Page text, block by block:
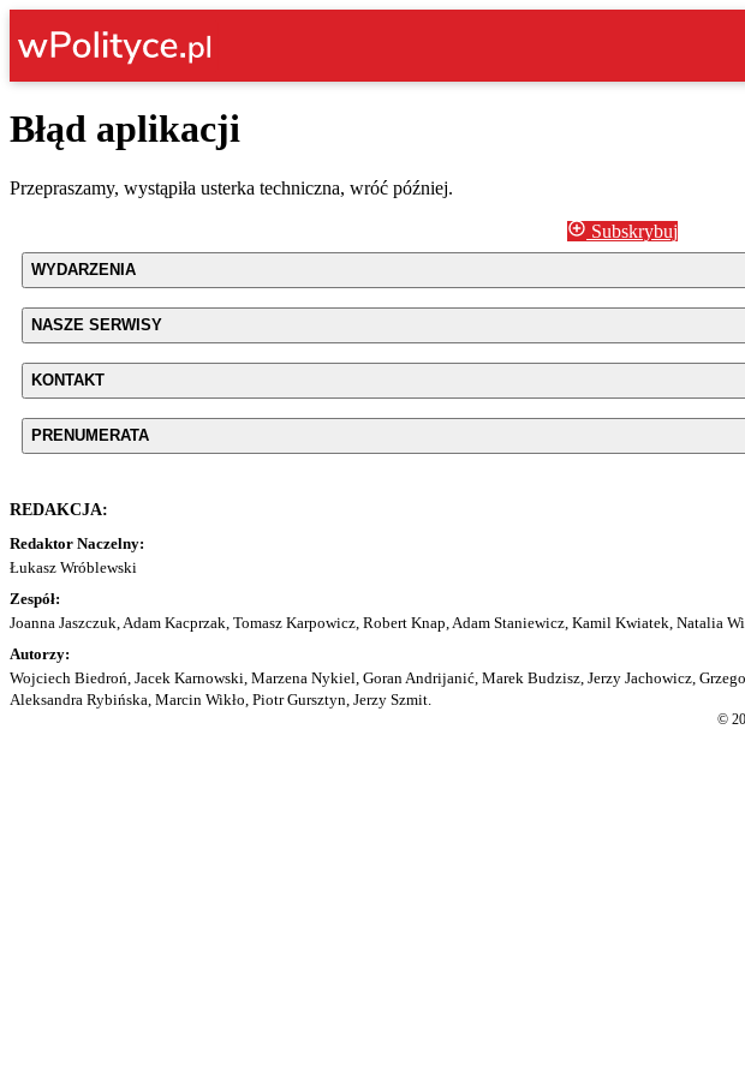
Błąd aplikacji
Przepraszamy, wystąpiła usterka techniczna, wróć później.
Subskrybuj
WYDARZENIA
NASZE SERWISY
KONTAKT
PRENUMERATA
REDAKCJA:
Redaktor Naczelny:
Łukasz Wróblewski
Zespół:
Joanna Jaszczuk, Adam Kacprzak, Tomasz Karpowicz, Robert Knap, Adam Staniewicz, Kamil Kwiatek, Natalia
Autorzy:
Wojciech Biedroń, Jacek Karnowski, Marzena Nykiel, Goran Andrijanić, Marek Budzisz, Jerzy Jachowicz,
Aleksandra Rybińska, Marcin Wikło, Piotr Gursztyn, Jerzy Szmit.
©